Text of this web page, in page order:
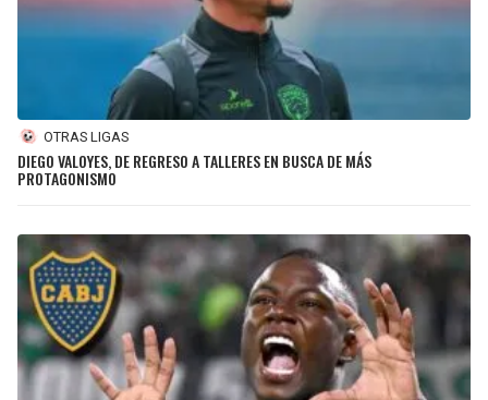
OTRAS LIGAS
DIEGO VALOYES, DE REGRESO A TALLERES EN BUSCA DE MÁS
PROTAGONISMO